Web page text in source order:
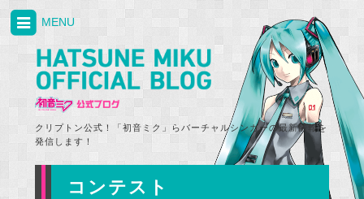
クリプトン公式！「初音ミク」らバーチャルシンガーの最新情報を
発信します！
MENU
コンテスト